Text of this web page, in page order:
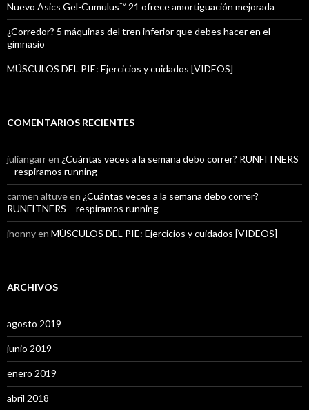
Nuevo Asics Gel-Cumulus™ 21 ofrece amortiguación mejorada
¿Corredor? 5 máquinas del tren inferior que debes hacer en el
gimnasio
MÚSCULOS DEL PIE: Ejercicios y cuidados [VIDEOS]
COMENTARIOS RECIENTES
juliangarren ¿Cuántas veces a la semana debo correr? RUNFITNERS
– respiramos running
carmen altuveen ¿Cuántas veces a la semana debo correr?
RUNFITNERS – respiramos running
jhonnyen MÚSCULOS DEL PIE: Ejercicios y cuidados [VIDEOS]
ARCHIVOS
agosto 2019
junio 2019
enero 2019
abril 2018